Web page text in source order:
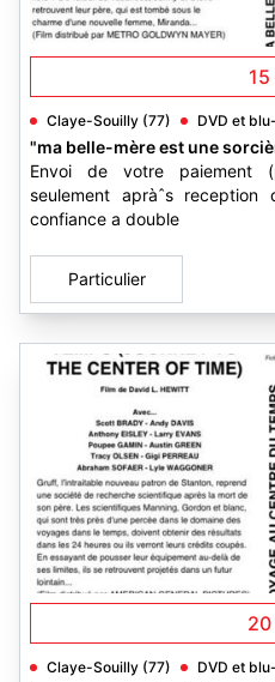
Claye-Souilly (77) DVD et
"ma belle-mère est une
Envoi de votre paiement
seulement apràˆs
confiance a double
Particulier
Claye-Souilly (77) DVD et